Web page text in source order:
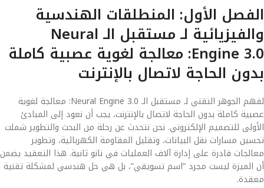
الفصل الأول: المنطلقات الهندسية
والفيزيائية لـ مستقبل الـ Neural
Engine 3.0: معالجة لغوية عصبية كاملة
بدون الحاجة لاتصال بالإنترنت
لفهم الجوهر التقني لـ مستقبل الـ Neural Engine 3.0: معالجة لغوية
عصبية كاملة بدون الحاجة لاتصال بالإنترنت، يجب أن نعود إلى المبادئ
الأولى للتصميم الإلكتروني. نحن نتحدث عن رحلة من البحث والتطوير شملت
تحسين مسارات نقل البيانات، وتقليل المقاومة الكهربائية، وتطوير
معالجات قادرة على إدارة آلاف العمليات في نانو ثانية. هذا التعقيد يضمن
أن الميزة ليست مجرد “اسم تسويقي”، بل هي حل هندسي لمشكلة تقنية
معقدة.